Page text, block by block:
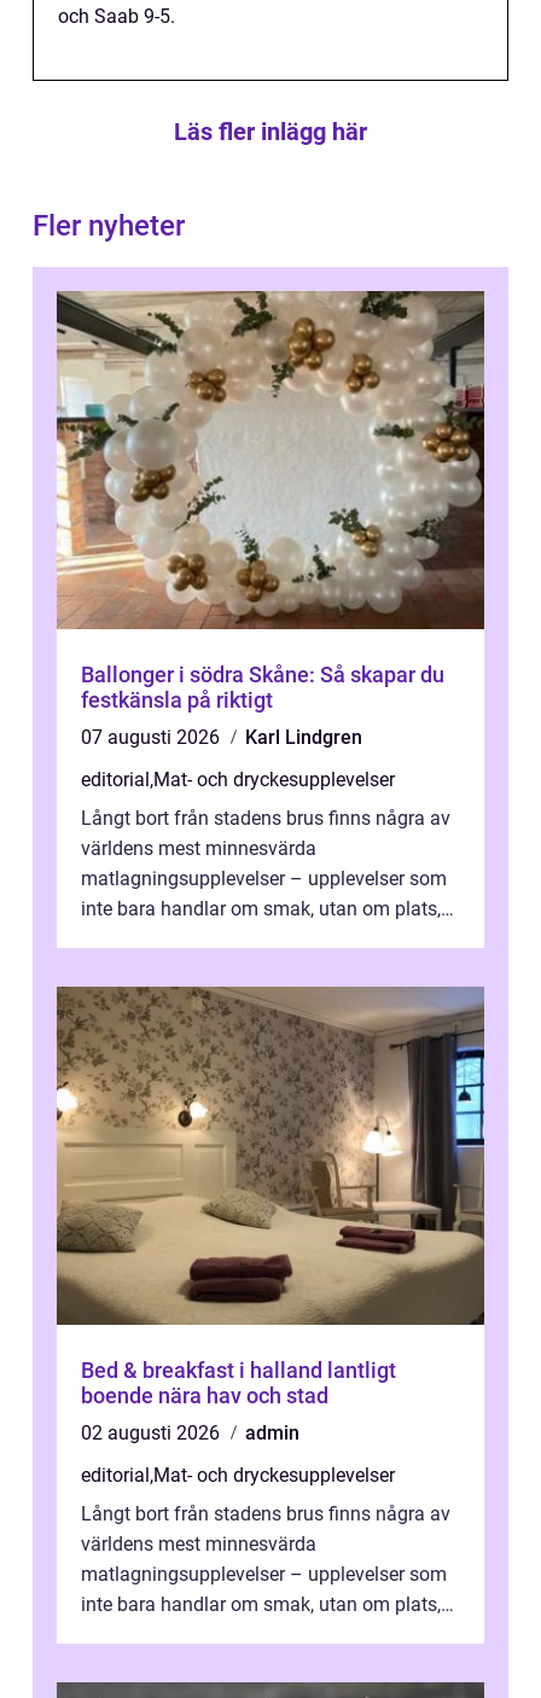
och Saab 9-5.
Läs fler inlägg här
Fler nyheter
Ballonger i södra Skåne: Så skapar du
festkänsla på riktigt
07 augusti 2026
Karl Lindgren
editorial,Mat- och dryckesupplevelser
Långt bort från stadens brus finns några av
världens mest minnesvärda
matlagningsupplevelser – upplevelser som
inte bara handlar om smak, utan om plats,
Bed & breakfast i halland lantligt
boende nära hav och stad
02 augusti 2026
admin
editorial,Mat- och dryckesupplevelser
Långt bort från stadens brus finns några av
världens mest minnesvärda
matlagningsupplevelser – upplevelser som
inte bara handlar om smak, utan om plats,